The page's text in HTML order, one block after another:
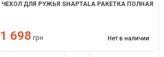
ЧЕХОЛ ДЛЯ РУЖЬЯ SHAPTALA РАКЕТКА ПОЛНАЯ
1 698 грн Нет в наличии